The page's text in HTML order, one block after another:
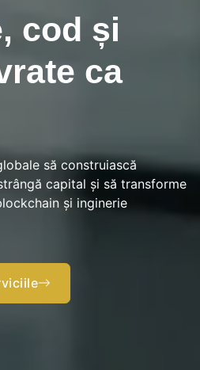
de nouă generație
Ce
și Web3
la investiţii şi automatizare
inteligente de scară.
acum
cod și
ca
să construiască
capital şi să transforme
şi inginerie